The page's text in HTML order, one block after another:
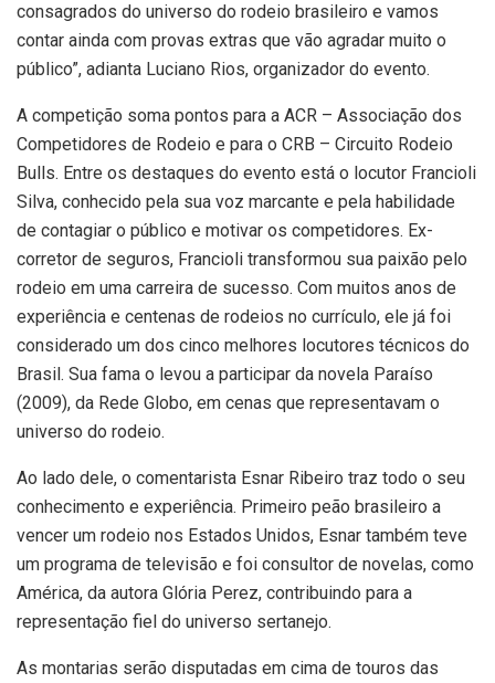
consagrados do universo do rodeio brasileiro e vamos
contar ainda com provas extras que vão agradar muito o
público”, adianta Luciano Rios, organizador do evento.
A competição soma pontos para a ACR – Associação dos
Competidores de Rodeio e para o CRB – Circuito Rodeio
Bulls. Entre os destaques do evento está o locutor Francioli
Silva, conhecido pela sua voz marcante e pela habilidade
de contagiar o público e motivar os competidores. Ex-
corretor de seguros, Francioli transformou sua paixão pelo
rodeio em uma carreira de sucesso. Com muitos anos de
experiência e centenas de rodeios no currículo, ele já foi
considerado um dos cinco melhores locutores técnicos do
Brasil. Sua fama o levou a participar da novela Paraíso
(2009), da Rede Globo, em cenas que representavam o
universo do rodeio.
Ao lado dele, o comentarista Esnar Ribeiro traz todo o seu
conhecimento e experiência. Primeiro peão brasileiro a
vencer um rodeio nos Estados Unidos, Esnar também teve
um programa de televisão e foi consultor de novelas, como
América, da autora Glória Perez, contribuindo para a
representação fiel do universo sertanejo.
As montarias serão disputadas em cima de touros das